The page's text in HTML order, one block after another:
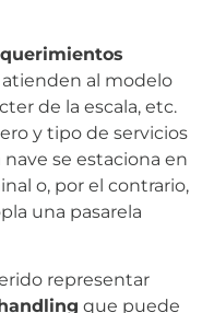
al modelo
de la escala, etc.
y tipo de servicios
se estaciona en
o, por el contrario,
una pasarela
representar
que puede